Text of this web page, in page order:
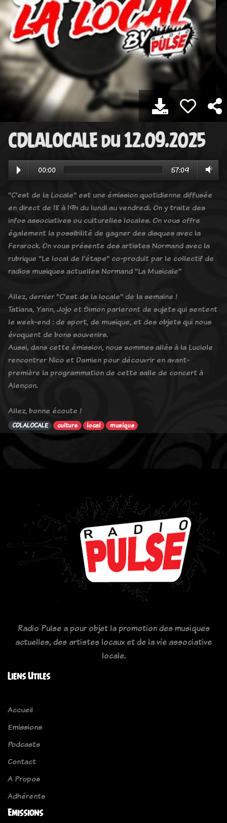
CDLALOCALE du 12.09.2025
00:00 57:09
"C'est de la Locale" est une émission quotidienne diffusée
en direct de 18 à 19h du lundi au vendredi. On y traite des
infos associatives ou culturelles locales. On vous offre
également la possibilité de gagner des disques avec la
Ferarock. On vous présente des artistes Normand avec la
rubrique "Le local de l'étape" co-produit par le collectif de
radios musiques actuelles Normand "La Musicale"
Allez, dernier "C'est de la locale" de la semaine !
Tatiana, Yann, Jojo et Simon parleront de sujets qui sentent
le week-end : de sport, de musique, et des objets qui nous
évoquent de bons souvenirs.
Aussi, dans cette émission, nous sommes allés à la Luciole
rencontrer Nico et Damien pour découvrir en avant-
première la programmation de cette salle de concert à
Alençon.
Allez, bonne écoute !
CDLALOCALE culture local musique
Radio Pulse a pour objet la promotion des musiques
actuelles, des artistes locaux et de la vie associative
locale.
Liens Utiles
Accueil
Emissions
Podcasts
Contact
A Propos
Adhérents
Emissions